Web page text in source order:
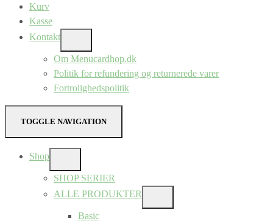
Kurv
Kasse
Kontakt
SUB
MENU
Om Menucardhop.dk
Politik for refundering og returnerede varer
Fortrolighedspolitik
TOGGLE NAVIGATION
Shop
SUB
MENU
SHOP SERIER
ALLE PRODUKTER
SUB
Basic